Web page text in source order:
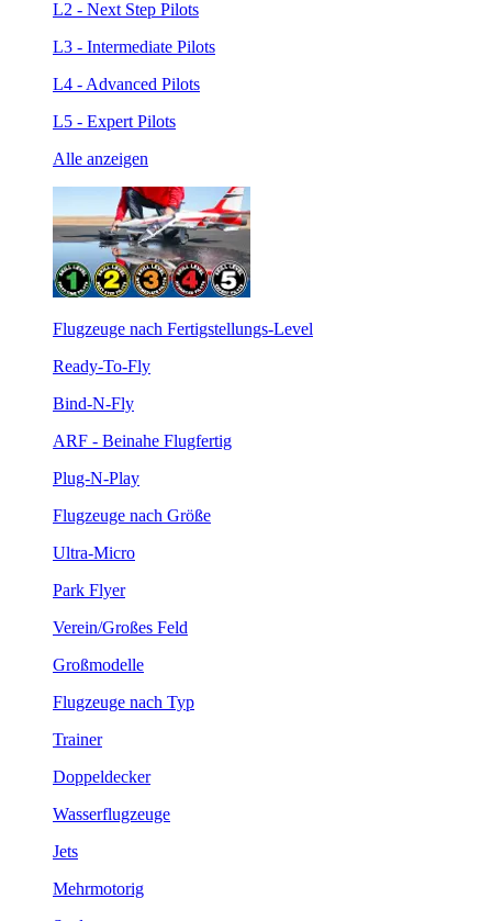
L2 - Next Step Pilots
L3 - Intermediate Pilots
L4 - Advanced Pilots
L5 - Expert Pilots
Alle anzeigen
Flugzeuge nach Fertigstellungs-Level
Ready-To-Fly
Bind-N-Fly
ARF - Beinahe Flugfertig
Plug-N-Play
Flugzeuge nach Größe
Ultra-Micro
Park Flyer
Verein/Großes Feld
Großmodelle
Flugzeuge nach Typ
Trainer
Doppeldecker
Wasserflugzeuge
Jets
Mehrmotorig